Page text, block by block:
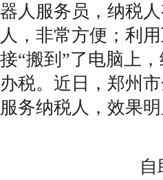
器人服务员，纳税
人，非常方便；利
接“搬到”了电脑上
办税。近日，郑州
服务纳税人，效果明